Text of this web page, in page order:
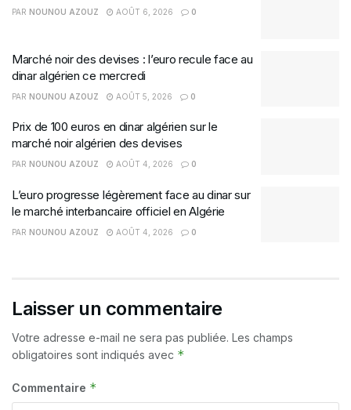
PAR NOUNOU AZOUZ AOÛT 6, 2026 0
Marché noir des devises : l’euro recule face au
dinar algérien ce mercredi
PAR NOUNOU AZOUZ AOÛT 5, 2026 0
Prix de 100 euros en dinar algérien sur le
marché noir algérien des devises
PAR NOUNOU AZOUZ AOÛT 4, 2026 0
L’euro progresse légèrement face au dinar sur
le marché interbancaire officiel en Algérie
PAR NOUNOU AZOUZ AOÛT 4, 2026 0
Laisser un commentaire
Votre adresse e-mail ne sera pas publiée. Les champs
obligatoires sont indiqués avec *
Commentaire *